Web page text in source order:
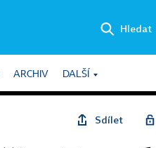
Hledat
ARCHIV DALŠÍ
Sdílet